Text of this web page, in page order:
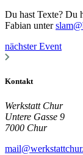
Du hast Texte? Du
Fabian unter
nächster Event
Kontakt
Werkstatt Chur
Untere Gasse 9
7000 Chur